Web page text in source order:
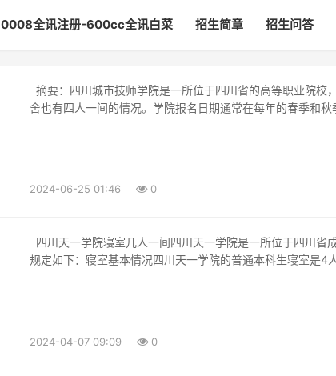
0008全讯注册-600cc全讯白菜 招生简章 招生问答
舍也有四人一间的情况。学院报名日期通常在每年的春季和秋
2024-06-25 01:46 0
规定如下：寝室基本情况四川天一学院的普通本科生寝室是4
2024-04-07 09:09 0